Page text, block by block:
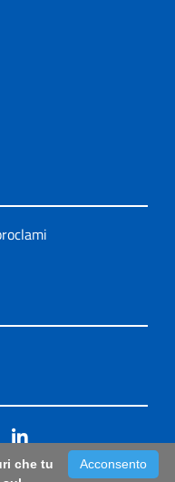
Acconsento
che tu